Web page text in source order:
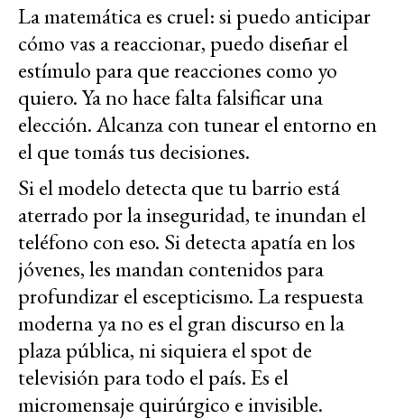
La matemática es cruel: si puedo anticipar
cómo vas a reaccionar, puedo diseñar el
estímulo para que reacciones como yo
quiero. Ya no hace falta falsificar una
elección. Alcanza con tunear el entorno en
el que tomás tus decisiones.
Si el modelo detecta que tu barrio está
aterrado por la inseguridad, te inundan el
teléfono con eso. Si detecta apatía en los
jóvenes, les mandan contenidos para
profundizar el escepticismo. La respuesta
moderna ya no es el gran discurso en la
plaza pública, ni siquiera el spot de
televisión para todo el país. Es el
micromensaje quirúrgico e invisible.